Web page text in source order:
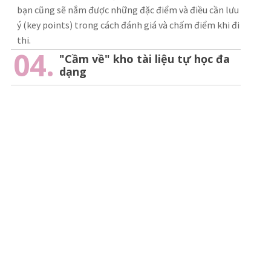
bạn cũng sẽ nắm được những đặc điểm và điều cần lưu
ý (key points) trong cách đánh giá và chấm điểm khi đi
thi.
04. "Cầm về" kho tài liệu tự học đa
dạng